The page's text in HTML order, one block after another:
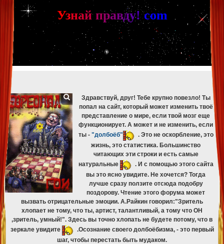
[phpBB Debug] PHP Warning : in file [ROOT]/phpbb/db/driver/mysqli.php
mysqli_fetch_assoc(): Couldn't fetch mysqli_result
[phpBB Debug] PHP Warning: in file[ROOT]/phpbb/db/driver/mysqli.php 329
mysqli_free_result(): Couldn't fetch mysqli_result
[phpBB Debug] PHP Warning
[ROOT]/phpbb/db/driver/mysqli.php on line 265
mysqli_fetch_assoc(): Couldn't fetch mysqli_result
[phpBB Debug] PHP Warning
: in file [ROOT]/phpbb/db/driver/mysqli.php on line329
mysqli_free_result(): Couldn't fetch mysqli_result
[phpBB Debug] PHP Warning: in file [ROOT]/phpbb/db/driver/mysqli.php on line 265
mysqli_fetch_assoc(): Couldn't fetch mysqli_result
[phpBB Debug] PHP Warning
[ROOT]/phpbb/db/driver/mysqli.php on line329:
mysqli_free_result(): Couldn't fetch mysqli_result
Узнай правду! com
Здравствуй, друг! Тебе крупно повезло! Ты
попал на сайт, который может изменить твоё
представление о мире, если твой мозг еще
функционирует. А может и не изменить, если
ты - "долбоёб"
. Это не оскорбление, это
жизнь, это статистика. Большинство
читающих эти строки и есть самые
натуральные
. И с помощью этого сайта
вы это ясно увидите. Не хочется? Тогда
лучше сразу ползите отсюда подобру
поздорову. Чтение этого форума может
вызвать отрицательные эмоции. А.Райкин говорил:"Зритель
хлопает не тому, что ты, артист, талантливый, а тому что ОН
,зритель, умный!". Здесь вы точно хлопать не будете потому, что в
зеркале увидите
.Осознание своего долбоёбизма, - это первый
шаг, чтобы перестать быть мудаком.